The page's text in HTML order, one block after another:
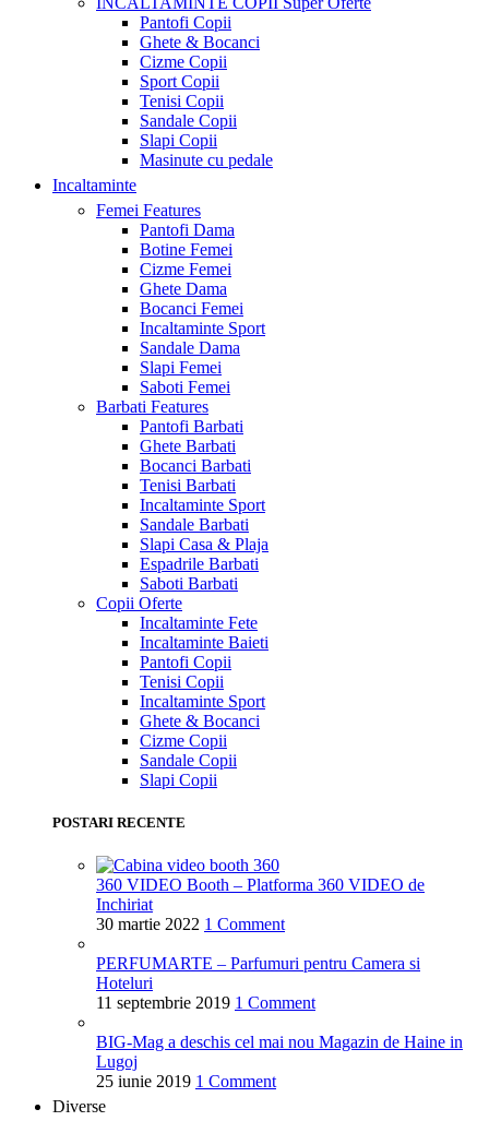
Pantofi Copii
Ghete & Bocanci
Cizme Copii
Sport Copii
Tenisi Copii
Sandale Copii
Slapi Copii
Masinute cu pedale
Incaltaminte
Femei Features
Pantofi Dama
Botine Femei
Cizme Femei
Ghete Dama
Bocanci Femei
Incaltaminte Sport
Sandale Dama
Slapi Femei
Saboti Femei
Barbati Features
Pantofi Barbati
Ghete Barbati
Bocanci Barbati
Tenisi Barbati
Incaltaminte Sport
Sandale Barbati
Slapi Casa & Plaja
Espadrile Barbati
Saboti Barbati
Copii Oferte
Incaltaminte Fete
Incaltaminte Baieti
Pantofi Copii
Tenisi Copii
Incaltaminte Sport
Ghete & Bocanci
Cizme Copii
Sandale Copii
Slapi Copii
POSTARI RECENTE
360 VIDEO Booth – Platforma 360 VIDEO de
Inchiriat
30 martie 2022 1 Comment
PERFUMARTE – Parfumuri pentru Camera si
Hoteluri
11 septembrie 2019 1 Comment
BIG-Mag a deschis cel mai nou Magazin de Haine in
Lugoj
25 iunie 2019 1 Comment
Diverse